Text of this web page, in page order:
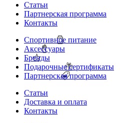
Статьи
Партнерская программа
Контакты
Спортивное питание
Аксессуары
Бренды
Подарочные сертификаты
Партнерская программа
Статьи
Доставка и оплата
Контакты